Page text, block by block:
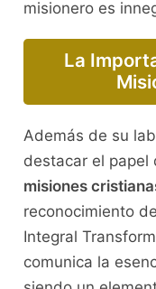
misionero es
La
Además de su
destacar el papel
misiones
reconocimiento
Integral
comunica la